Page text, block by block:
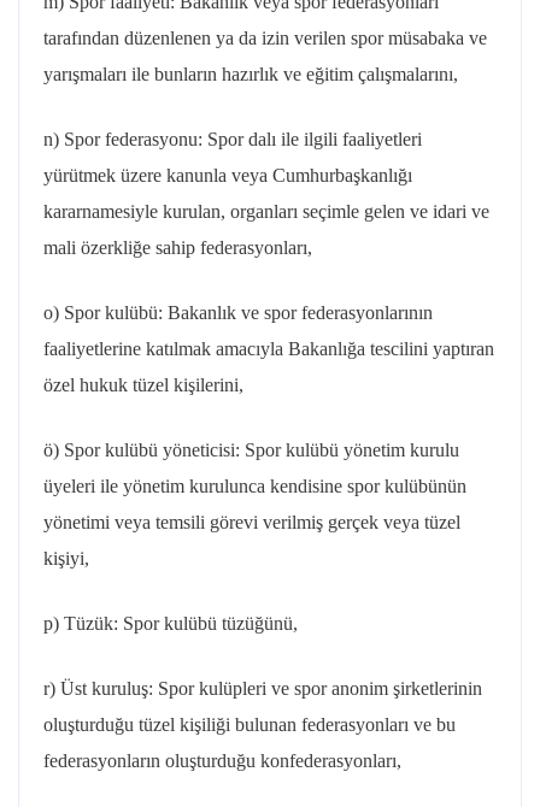
tarafından düzenlenen ya da izin verilen spor müsabaka ve
yarışmaları ile bunların hazırlık ve eğitim çalışmalarını,
n) Spor federasyonu: Spor dalı ile ilgili faaliyetleri
yürütmek üzere kanunla veya Cumhurbaşkanlığı
kararnamesiyle kurulan, organları seçimle gelen ve idari ve
mali özerkliğe sahip federasyonları,
o) Spor kulübü: Bakanlık ve spor federasyonlarının
faaliyetlerine katılmak amacıyla Bakanlığa tescilini yaptıran
özel hukuk tüzel kişilerini,
ö) Spor kulübü yöneticisi: Spor kulübü yönetim kurulu
üyeleri ile yönetim kurulunca kendisine spor kulübünün
yönetimi veya temsili görevi verilmiş gerçek veya tüzel
kişiyi,
p) Tüzük: Spor kulübü tüzüğünü,
r) Üst kuruluş: Spor kulüpleri ve spor anonim şirketlerinin
oluşturduğu tüzel kişiliği bulunan federasyonları ve bu
federasyonların oluşturduğu konfederasyonları,